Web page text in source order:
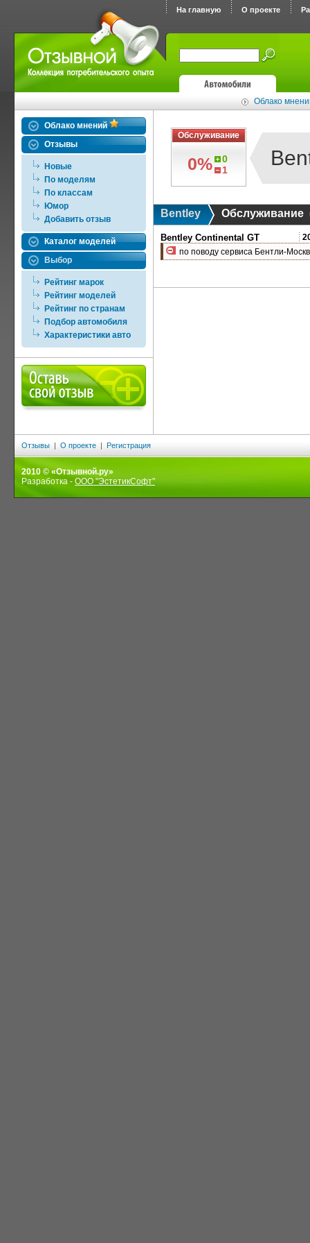
На главную О проекте
Облако
Облако мнений
Отзывы
Новые
По моделям
По классам
Юмор
Добавить отзыв
Каталог моделей
Выбор
Рейтинг марок
Рейтинг моделей
Рейтинг по странам
Подбор автомобиля
Характеристики авто
Обслуживание
0%
0
1
Bentley Обслуживание
Bentley Continental GT
по поводу сервиса Бентли-
Отзывы | О проекте | Регистрация
2010 © «Отзывной.ру»
Разработка - ООО "ЭстетикСофт"